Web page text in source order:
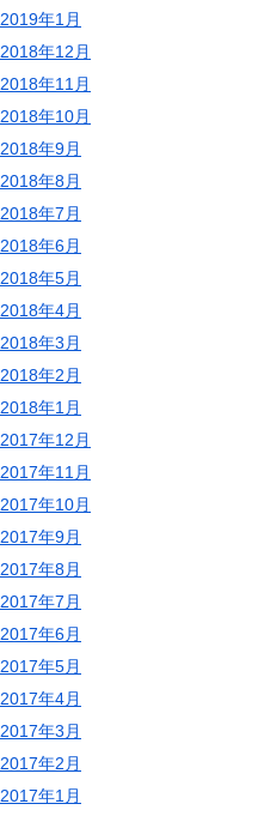
2019年1月
2018年12月
2018年11月
2018年10月
2018年9月
2018年8月
2018年7月
2018年6月
2018年5月
2018年4月
2018年3月
2018年2月
2018年1月
2017年12月
2017年11月
2017年10月
2017年9月
2017年8月
2017年7月
2017年6月
2017年5月
2017年4月
2017年3月
2017年2月
2017年1月